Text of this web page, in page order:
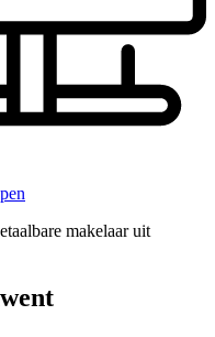
makelaar uit